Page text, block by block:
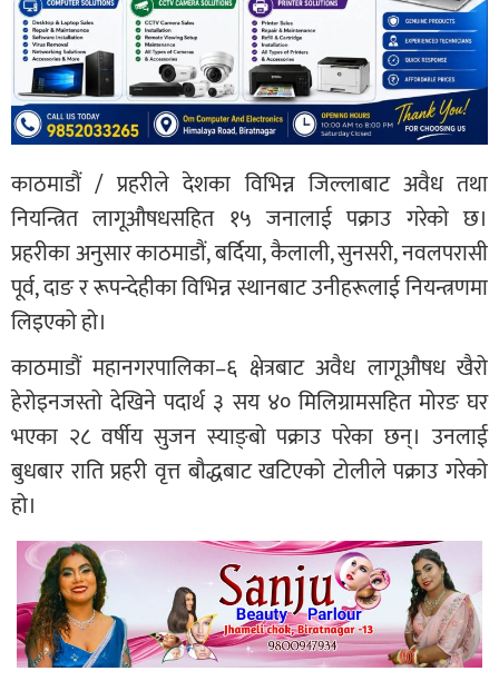
काठमाडौं / प्रहरीले देशका विभिन्न जिल्लाबाट अवैध तथा
नियन्त्रित लागूऔषधसहित १५ जनालाई पक्राउ गरेको छ।
प्रहरीका अनुसार काठमाडौं, बर्दिया, कैलाली, सुनसरी, नवलपरासी
पूर्व, दाङ र रूपन्देहीका विभिन्न स्थानबाट उनीहरूलाई नियन्त्रणमा
लिइएको हो।
काठमाडौं महानगरपालिका–६ क्षेत्रबाट अवैध लागूऔषध खैरो
हेरोइनजस्तो देखिने पदार्थ ३ सय ४० मिलिग्रामसहित मोरङ घर
भएका २८ वर्षीय सुजन स्याङ्बो पक्राउ परेका छन्। उनलाई
बुधबार राति प्रहरी वृत्त बौद्धबाट खटिएको टोलीले पक्राउ गरेको
हो।